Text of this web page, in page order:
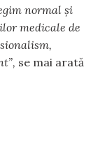
normal și
medicale de
se mai arată